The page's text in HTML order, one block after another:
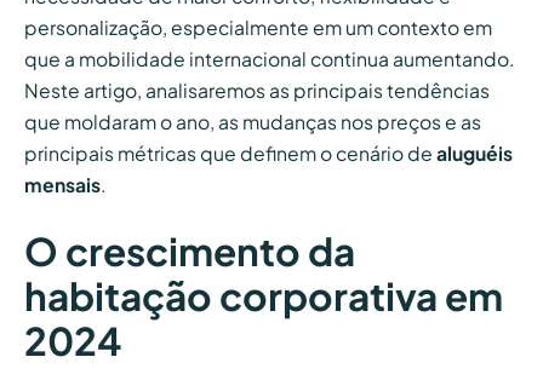
personalização, especialmente em um contexto em
que a mobilidade internacional continua aumentando.
Neste artigo, analisaremos as principais tendências
que moldaram o ano, as mudanças nos preços e as
principais métricas que definem o cenário de aluguéis
mensais.
O crescimento da
habitação corporativa em
2024